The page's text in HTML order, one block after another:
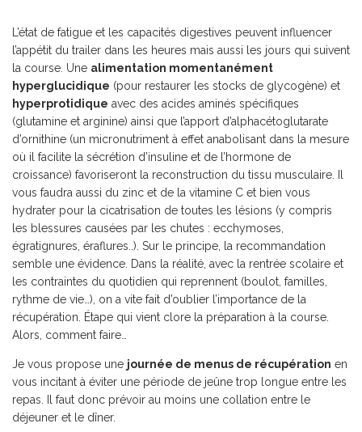
L’état de fatigue et les capacités digestives peuvent influencer
l’appétit du trailer dans les heures mais aussi les jours qui suivent
la course. Une alimentation momentanément
hyperglucidique (pour restaurer les stocks de glycogène) et
hyperprotidique avec des acides aminés spécifiques
(glutamine et arginine) ainsi que l’apport d’alphacétoglutarate
d’ornithine (un micronutriment à effet anabolisant dans la mesure
où il facilite la sécrétion d’insuline et de l’hormone de
croissance) favoriseront la reconstruction du tissu musculaire. Il
vous faudra aussi du zinc et de la vitamine C et bien vous
hydrater pour la cicatrisation de toutes les lésions (y compris
les blessures causées par les chutes : ecchymoses,
égratignures, éraflures..). Sur le principe, la recommandation
semble une évidence. Dans la réalité, avec la rentrée scolaire et
les contraintes du quotidien qui reprennent (boulot, familles,
rythme de vie…), on a vite fait d’oublier l’importance de la
récupération. Étape qui vient clore la préparation à la course.
Alors, comment faire…
Je vous propose une journée de menus de récupération en
vous incitant à éviter une période de jeûne trop longue entre les
repas. Il faut donc prévoir au moins une collation entre le
déjeuner et le dîner.